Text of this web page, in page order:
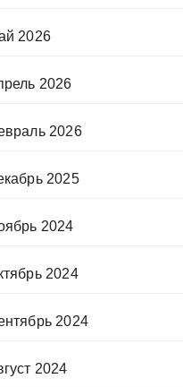
2026
2026
2026
2025
2024
2024
2024
2024